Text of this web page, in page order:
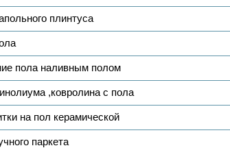
плинтуса
пола наливным полом
,ковролина с пола
на пол керамической
паркета